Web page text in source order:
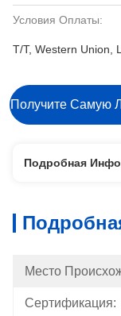
Условия Оплаты:
T/T, Western Union,
Подробная
Место
Сертификация: